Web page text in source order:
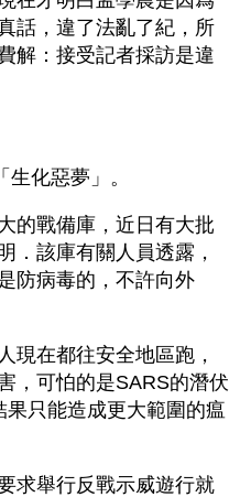
話，違了法亂了紀，所
解：接受記者採訪是違
化惡夢」。
的戰備庫，近日有大批
．該庫有關人員透露，
防病毒的，不許向外
現在都往安全地區跑，
，可怕的是SARS的潛伏
只能造成更大範圍的瘟
求舉行反戰示威遊行就